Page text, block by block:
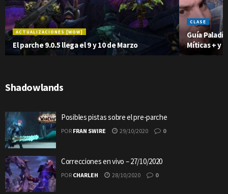
ACTUALIZACIONES [WOW]
El parche 9.0.5 llega el 9 y 10 de Marzo
CLASE
Guía
Míticas + y
Shadowlands
Posibles pistas sobre el pre-parche
POR FRAN SWIRE 29/10/2020 0
Correcciones en vivo – 27/10/2020
POR CHARLEH 28/10/2020 0